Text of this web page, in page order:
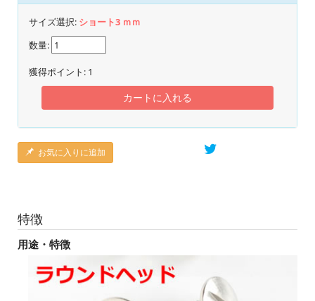
サイズ選択: ショート3 ｍｍ
数量:
獲得ポイント: 1
カートに入れる
お気に入りに追加
特徴
用途・特徴